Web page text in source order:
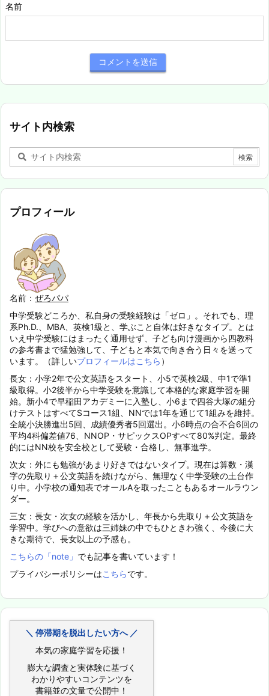
名前
サイト内検索
プロフィール
名前： ぜろパパ
中学受験どころか、私自身の受験経験は「ゼロ」。それでも、理
系Ph.D.、MBA、英検1級と、学ぶこと自体は好きなタイプ。とは
いえ中学受験にはまったく通用せず、子ども向け漫画から四教科
の参考書まで猛勉強して、子どもと本気で向き合う日々を送って
います。（詳しいプロフィールはこちら ）
長女：小学2年で公文英語をスタート、小5で英検2級、中1で準1
級取得。小2後半から中学受験を意識して本格的な家庭学習を開
始。新小4で早稲田アカデミーに入塾し、小6まで四谷大塚の組分
けテストはすべてSコース1組、NNでは1年を通じて1組みを維持。
全統小決勝進出5回、成績優秀者5回選出。小6時点の合不合6回の
平均4科偏差値76、NNOP・サピックスOPすべて80%判定。最終
的にはNN校を安全校として受験・合格し、無事進学。
次女：外にも勉強があまり好きではないタイプ。現在は算数・漢
字の先取り＋公文英語を続けながら、無理なく中学受験の土台作
り中。小学校の通知表でオールAを取ったこともあるオールラウン
ダー。
三女：長女・次女の経験を活かし、年長から先取り＋公文英語を
学習中。学びへの意欲は三姉妹の中でもひときわ強く、今後に大
きな期待で、長女以上の予感も。
こちらの「note」 でも記事を書いています！
プライバシーポリシーはこちらです。
＼ 停滞期を脱出したい方へ ／
本気の家庭学習を応援！
膨大な調査と実体験に基づく
わかりやすいコンテンツを
書籍並の文量で公開中！